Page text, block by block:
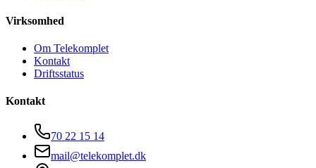
Virksomhed
Om Telekomplet
Kontakt
Driftsstatus
Kontakt
70 22 15 14
mail@telekomplet.dk